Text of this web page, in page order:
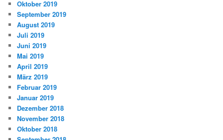
Oktober 2019
September 2019
August 2019
Juli 2019
Juni 2019
Mai 2019
April 2019
März 2019
Februar 2019
Januar 2019
Dezember 2018
November 2018
Oktober 2018